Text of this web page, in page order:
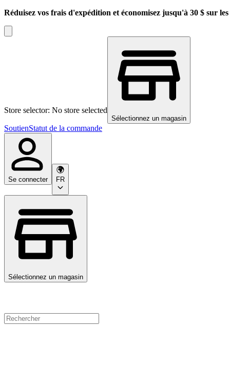
Réduisez vos frais d'expédition et économisez jusqu'à 30 $ sur
Store selector: No store selected
Sélectionnez un magasin
SoutienStatut de la commande
Se connecter FR
Sélectionnez un magasin